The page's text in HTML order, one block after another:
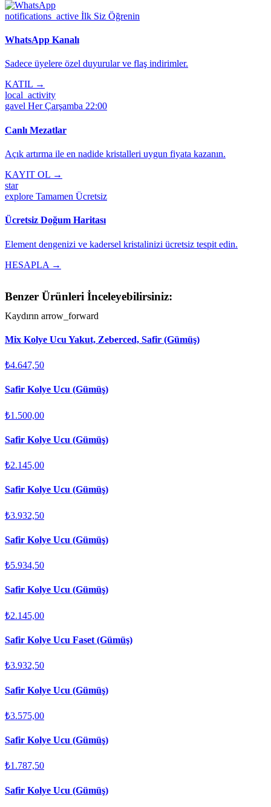
notifications_active İlk Siz Öğrenin
WhatsApp Kanalı
Sadece üyelere özel duyurular ve flaş indirimler.
KATIL →
local_activity
gavel Her Çarşamba 22:00
Canlı Mezatlar
Açık artırma ile en nadide kristalleri uygun fiyata kazanın.
KAYIT OL →
star
explore Tamamen Ücretsiz
Ücretsiz Doğum Haritası
Element dengenizi ve kadersel kristalinizi ücretsiz tespit edin.
HESAPLA →
Benzer Ürünleri İnceleyebilirsiniz:
Kaydırın arrow_forward
Mix Kolye Ucu Yakut, Zeberced, Safir (Gümüş)
₺4.647,50
Safir Kolye Ucu (Gümüş)
₺1.500,00
Safir Kolye Ucu (Gümüş)
₺2.145,00
Safir Kolye Ucu (Gümüş)
₺3.932,50
Safir Kolye Ucu (Gümüş)
₺5.934,50
Safir Kolye Ucu (Gümüş)
₺2.145,00
Safir Kolye Ucu Faset (Gümüş)
₺3.932,50
Safir Kolye Ucu (Gümüş)
₺3.575,00
Safir Kolye Ucu (Gümüş)
₺1.787,50
Safir Kolye Ucu (Gümüş)